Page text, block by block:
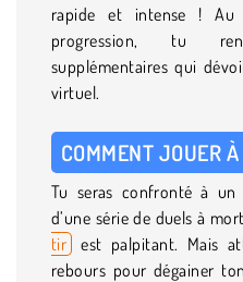
rapide et intense !
progression, tu
supplémentaires qui
virtuel.
COMMENT JOUER
Tu seras confronté à
d’une série de duels à
tir
est palpitant. Mais
rebours pour dégainer